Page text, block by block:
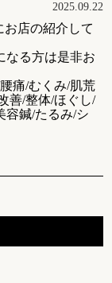
2025.09.22
お店の紹介して
なる方は是非お
痛/むくみ/肌荒
善/整体/ほぐし/
容鍼/たるみ/シ